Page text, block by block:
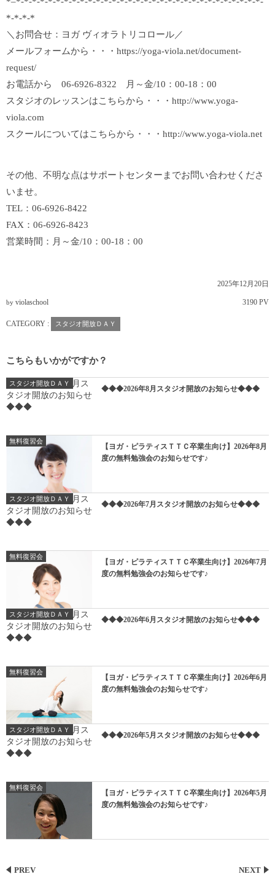
*-*-*-*
＼お問合せ：ヨガ ヴィオラトリコロール／
メールフォームから・・・ https://yoga-viola.net/document-
request/
お電話から 06-6926-8322 月～金/10：00-18：00
スタジオのレッスンはこちらから・・・ http://www.yoga-
viola.com
スクールについてはこちらから・・・ http://www.yoga-viola.net
その他、不明な点はサポートセンターまでお問い合わせくださ
いませ。
TEL：06-6926-8422
FAX：06-6926-8423
営業時間：月～金/10：00-18：00
2025年12月20日
by violaschool 3190 PV
CATEGORY : スタジオ開放ＤＡＹ
こちらもいかがですか？
スタジオ開放ＤＡＹ
◆◆◆2026年8月スタジオ開放のお知らせ◆◆◆
無料復習会
【ヨガ・ピラティスＴＴＣ卒業生向け】2026年8月
度の無料勉強会のお知らせです♪
スタジオ開放ＤＡＹ
◆◆◆2026年7月スタジオ開放のお知らせ◆◆◆
無料復習会
【ヨガ・ピラティスＴＴＣ卒業生向け】2026年7月
度の無料勉強会のお知らせです♪
スタジオ開放ＤＡＹ
◆◆◆2026年6月スタジオ開放のお知らせ◆◆◆
無料復習会
【ヨガ・ピラティスＴＴＣ卒業生向け】2026年6月
度の無料勉強会のお知らせです♪
スタジオ開放ＤＡＹ
◆◆◆2026年5月スタジオ開放のお知らせ◆◆◆
無料復習会
【ヨガ・ピラティスＴＴＣ卒業生向け】2026年5月
度の無料勉強会のお知らせです♪
PREV NEXT